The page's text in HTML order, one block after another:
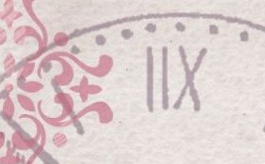
Παράκαμψη προς το κυρίως περιεχόμενο